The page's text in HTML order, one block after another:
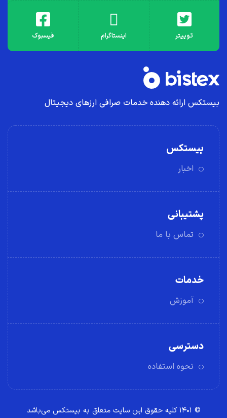
توییتر اینستاگرام فیسبوک
بیستکس ارائه دهنده خدمات صرافی ارز‌های دیجیتال
بیستکس
اخبار
پشتیبانی
تماس با ما
خدمات
آموزش
دسترسی
نحوه استفاده
© ۱۴۰۱ کلیه حقوق این سایت متعلق به بیستکس می‌باشد